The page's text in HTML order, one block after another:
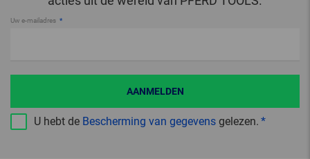
Uw e-mailadres
U hebt de Bescherming van gegevens gelezen.
AANMELDEN